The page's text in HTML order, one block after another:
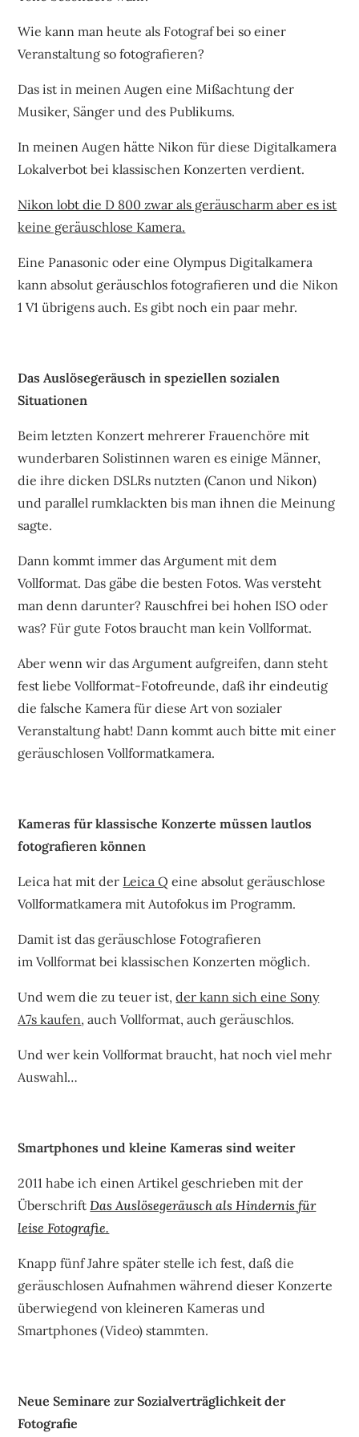
Wie kann man heute als Fotograf bei so einer
Veranstaltung so fotografieren?
Das ist in meinen Augen eine Mißachtung der
Musiker, Sänger und des Publikums.
In meinen Augen hätte Nikon für diese Digitalkamera
Lokalverbot bei klassischen Konzerten verdient.
Nikon lobt die D 800 zwar als geräuscharm aber es ist
keine geräuschlose Kamera.
Eine Panasonic oder eine Olympus Digitalkamera
kann absolut geräuschlos fotografieren und die Nikon
1 V1 übrigens auch. Es gibt noch ein paar mehr.
Das Auslösegeräusch in speziellen sozialen
Situationen
Beim letzten Konzert mehrerer Frauenchöre mit
wunderbaren Solistinnen waren es einige Männer,
die ihre dicken DSLRs nutzten (Canon und Nikon)
und parallel rumklackten bis man ihnen die Meinung
sagte.
Dann kommt immer das Argument mit dem
Vollformat. Das gäbe die besten Fotos. Was versteht
man denn darunter? Rauschfrei bei hohen ISO oder
was? Für gute Fotos braucht man kein Vollformat.
Aber wenn wir das Argument aufgreifen, dann steht
fest liebe Vollformat-Fotofreunde, daß ihr eindeutig
die falsche Kamera für diese Art von sozialer
Veranstaltung habt! Dann kommt auch bitte mit einer
geräuschlosen Vollformatkamera.
Kameras für klassische Konzerte müssen lautlos
fotografieren können
Leica hat mit der Leica Q eine absolut geräuschlose
Vollformatkamera mit Autofokus im Programm.
Damit ist das geräuschlose Fotografieren
im Vollformat bei klassischen Konzerten möglich.
Und wem die zu teuer ist,der kann sich eine Sony
A7s kaufen, auch Vollformat, auch geräuschlos.
Und wer kein Vollformat braucht, hat noch viel mehr
Auswahl…
Smartphones und kleine Kameras sind weiter
2011 habe ich einen Artikel geschrieben mit der
ÜberschriftDas Auslösegeräusch als Hindernis für
leise Fotografie.
Knapp fünf Jahre später stelle ich fest, daß die
geräuschlosen Aufnahmen während dieser Konzerte
überwiegend von kleineren Kameras und
Smartphones (Video) stammten.
Neue Seminare zur Sozialverträglichkeit der
Fotografie